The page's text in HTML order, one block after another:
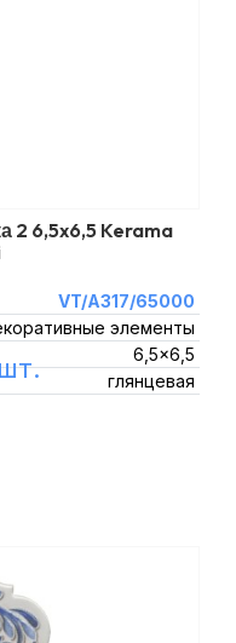
2 6,5x6,5 Kerama
VT/A317/65000
элементы
6,5x6,5
глянцевая